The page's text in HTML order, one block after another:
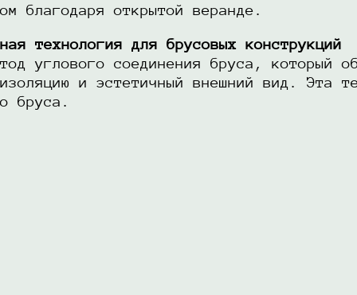
благодаря открытой веранде.
технология для брусовых конструкций
углового соединения бруса, который
и эстетичный внешний вид. Эта
бруса.